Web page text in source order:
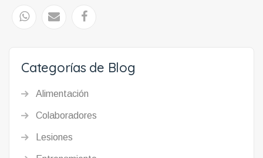
Categorías de Blog
Alimentación
Colaboradores
Lesiones